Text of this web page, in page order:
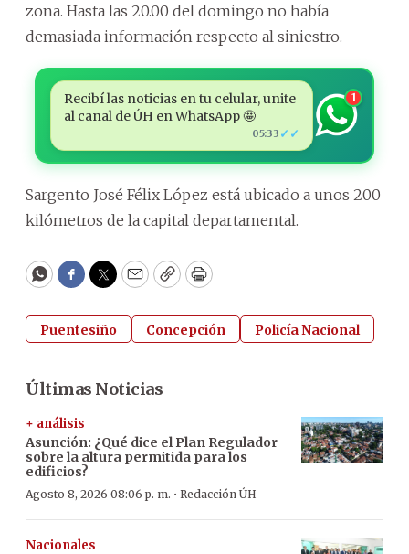
zona. Hasta las 20.00 del domingo no había
demasiada información respecto al siniestro.
Recibí las noticias en tu celular, unite
al canal de ÚH en WhatsApp 🤩
05:33 ✓✓
1
Sargento José Félix López está ubicado a unos 200
kilómetros de la capital departamental.
WhatsApp
Facebook
Twitter
EmailCopyPrint
Puentesiño Concepción Policía Nacional
Últimas Noticias
+ análisis
Asunción: ¿Qué dice el Plan Regulador
sobre la altura permitida para los
edificios?
Agosto 8, 2026 08:06 p. m. · Redacción ÚH
Nacionales